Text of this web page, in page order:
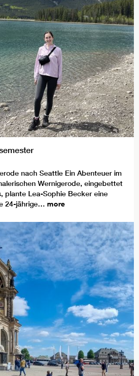
nach Seattle Ein Abenteuer im
Wernigerode, eingebettet
plante Lea-Sophie Becker eine
24-jährige… more